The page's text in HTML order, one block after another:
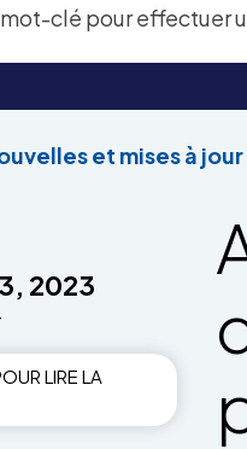
et mises à jour
2023
LIRE LA